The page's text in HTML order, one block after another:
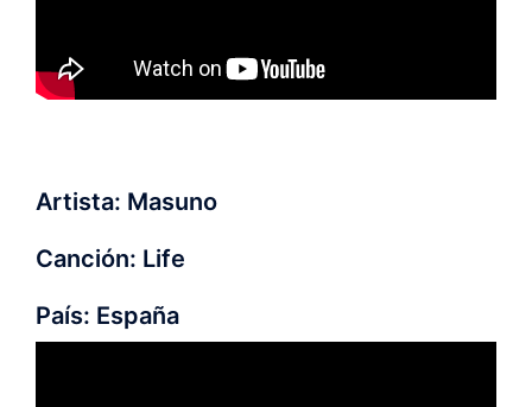
Artista: Masuno
Canción: Life
País: España